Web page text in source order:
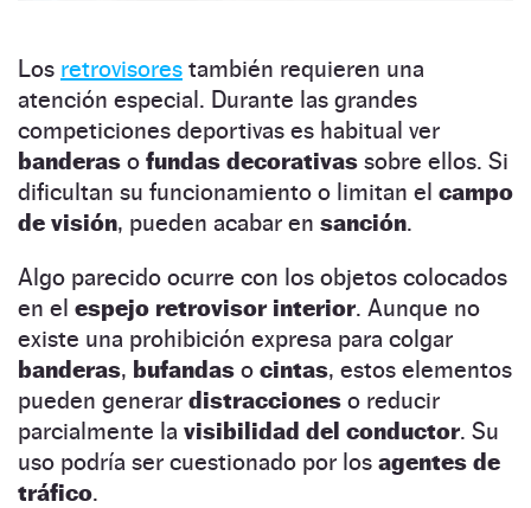
Los retrovisores también requieren una
atención especial. Durante las grandes
competiciones deportivas es habitual ver
banderas o fundas decorativas sobre ellos. Si
dificultan su funcionamiento o limitan el campo
de visión, pueden acabar en sanción.
Algo parecido ocurre con los objetos colocados
en el espejo retrovisor interior. Aunque no
existe una prohibición expresa para colgar
banderas, bufandas o cintas, estos elementos
pueden generar distracciones o reducir
parcialmente la visibilidad del conductor. Su
uso podría ser cuestionado por los agentes de
tráfico.